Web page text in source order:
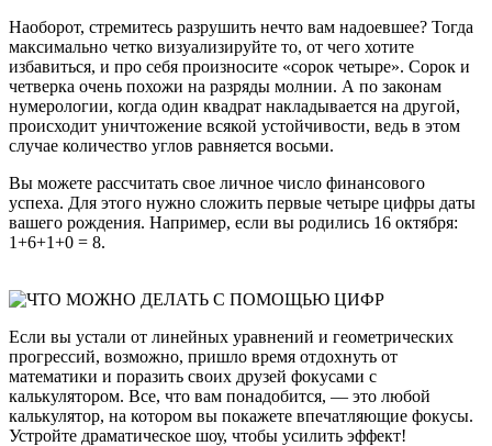
Наоборот, стремитесь разрушить нечто вам надоевшее? Тогда
максимально четко визуализируйте то, от чего хотите
избавиться, и про себя произносите «сорок четыре». Сорок и
четверка очень похожи на разряды молнии. А по законам
нумерологии, когда один квадрат накладывается на другой,
происходит уничтожение всякой устойчивости, ведь в этом
случае количество углов равняется восьми.
Вы можете рассчитать свое личное число финансового
успеха. Для этого нужно сложить первые четыре цифры даты
вашего рождения. Например, если вы родились 16 октября:
1+6+1+0 = 8.
Если вы устали от линейных уравнений и геометрических
прогрессий, возможно, пришло время отдохнуть от
математики и поразить своих друзей фокусами с
калькулятором. Все, что вам понадобится, — это любой
калькулятор, на котором вы покажете впечатляющие фокусы.
Устройте драматическое шоу, чтобы усилить эффект!